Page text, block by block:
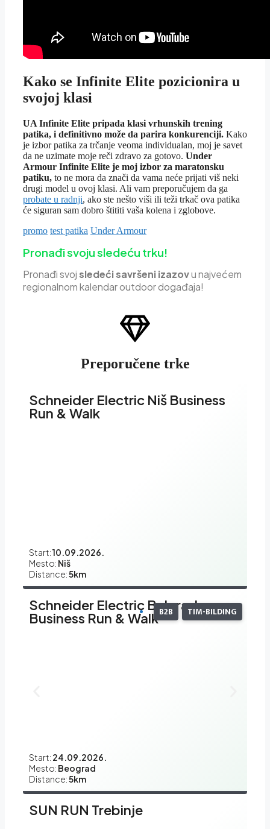
Kako se Infinite Elite pozicionira u
svojoj klasi
UA Infinite Elite pripada klasi vrhunskih trening
patika, i definitivno može da parira konkurenciji. Kako
je izbor patika za trčanje veoma individualan, moj je savet
da ne uzimate moje reči zdravo za gotovo. Under
Armour Infinite Elite je moj izbor za maratonsku
patiku, to ne mora da znači da vama neće prijati viš neki
drugi model u ovoj klasi. Ali vam preporučujem da ga
probate u radnji, ako ste nešto viši ili teži trkač ova patika
će siguran sam dobro štititi vaša kolena i zglobove.
promo test patika Under Armour
Pronađi svoju sledeću trku!
Pronađi svojsledeći savršeni izazovu najvećem
regionalnom kalendar outdoor događaja!
Preporučene trke
Schneider Electric Niš Business
Run & Walk
Start:10.09.2026.
Mesto: Niš
Distance:5km
B2B TIM-BILDING
Schneider Electric Belgrade
Business Run & Walk
Start: 24.09.2026.
Mesto: Beograd
Distance:5km
SUN RUN Trebinje